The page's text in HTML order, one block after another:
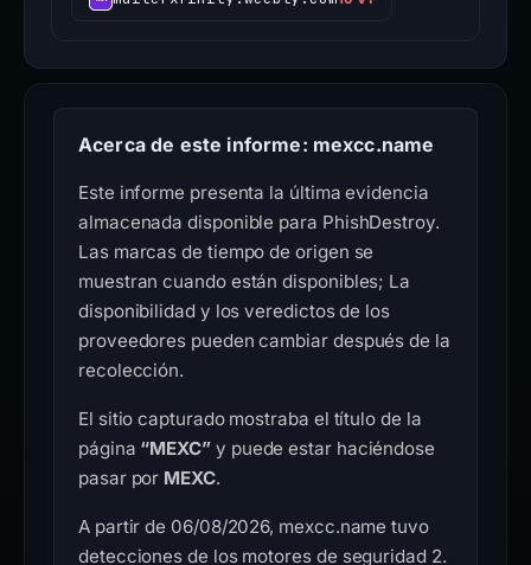
Acerca de este informe: mexcc.name
Este informe presenta la última evidencia
almacenada disponible para PhishDestroy.
Las marcas de tiempo de origen se
muestran cuando están disponibles; La
disponibilidad y los veredictos de los
proveedores pueden cambiar después de la
recolección.
El sitio capturado mostraba el título de la
página “MEXC”y puede estar haciéndose
pasar por MEXC.
A partir de 06/08/2026, mexcc.name tuvo
detecciones de los motores de seguridad 2.